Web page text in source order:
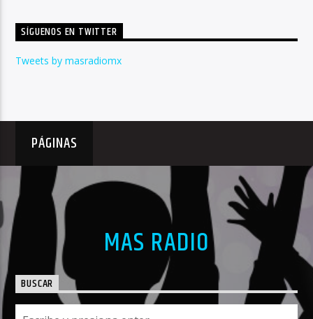
SÍGUENOS EN TWITTER
Tweets by masradiomx
PÁGINAS
MAS RADIO
BUSCAR